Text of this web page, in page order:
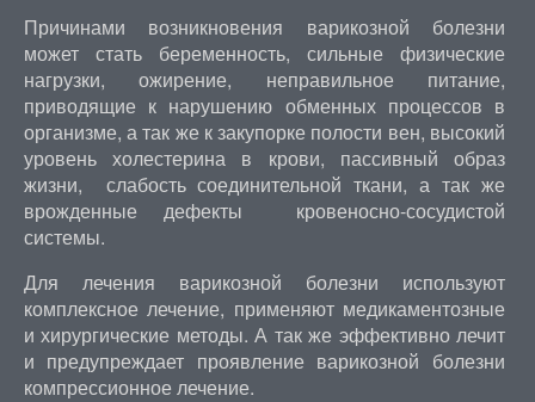
Причинами возникновения варикозной болезни
может стать беременность, сильные физические
нагрузки, ожирение, неправильное питание,
приводящие к нарушению обменных процессов в
организме, а так же к закупорке полости вен, высокий
уровень холестерина в крови, пассивный образ
жизни, слабость соединительной ткани, а так же
врожденные дефекты кровеносно-сосудистой
системы.
Для лечения варикозной болезни используют
комплексное лечение, применяют медикаментозные
и хирургические методы. А так же эффективно лечит
и предупреждает проявление варикозной болезни
компрессионное лечение.